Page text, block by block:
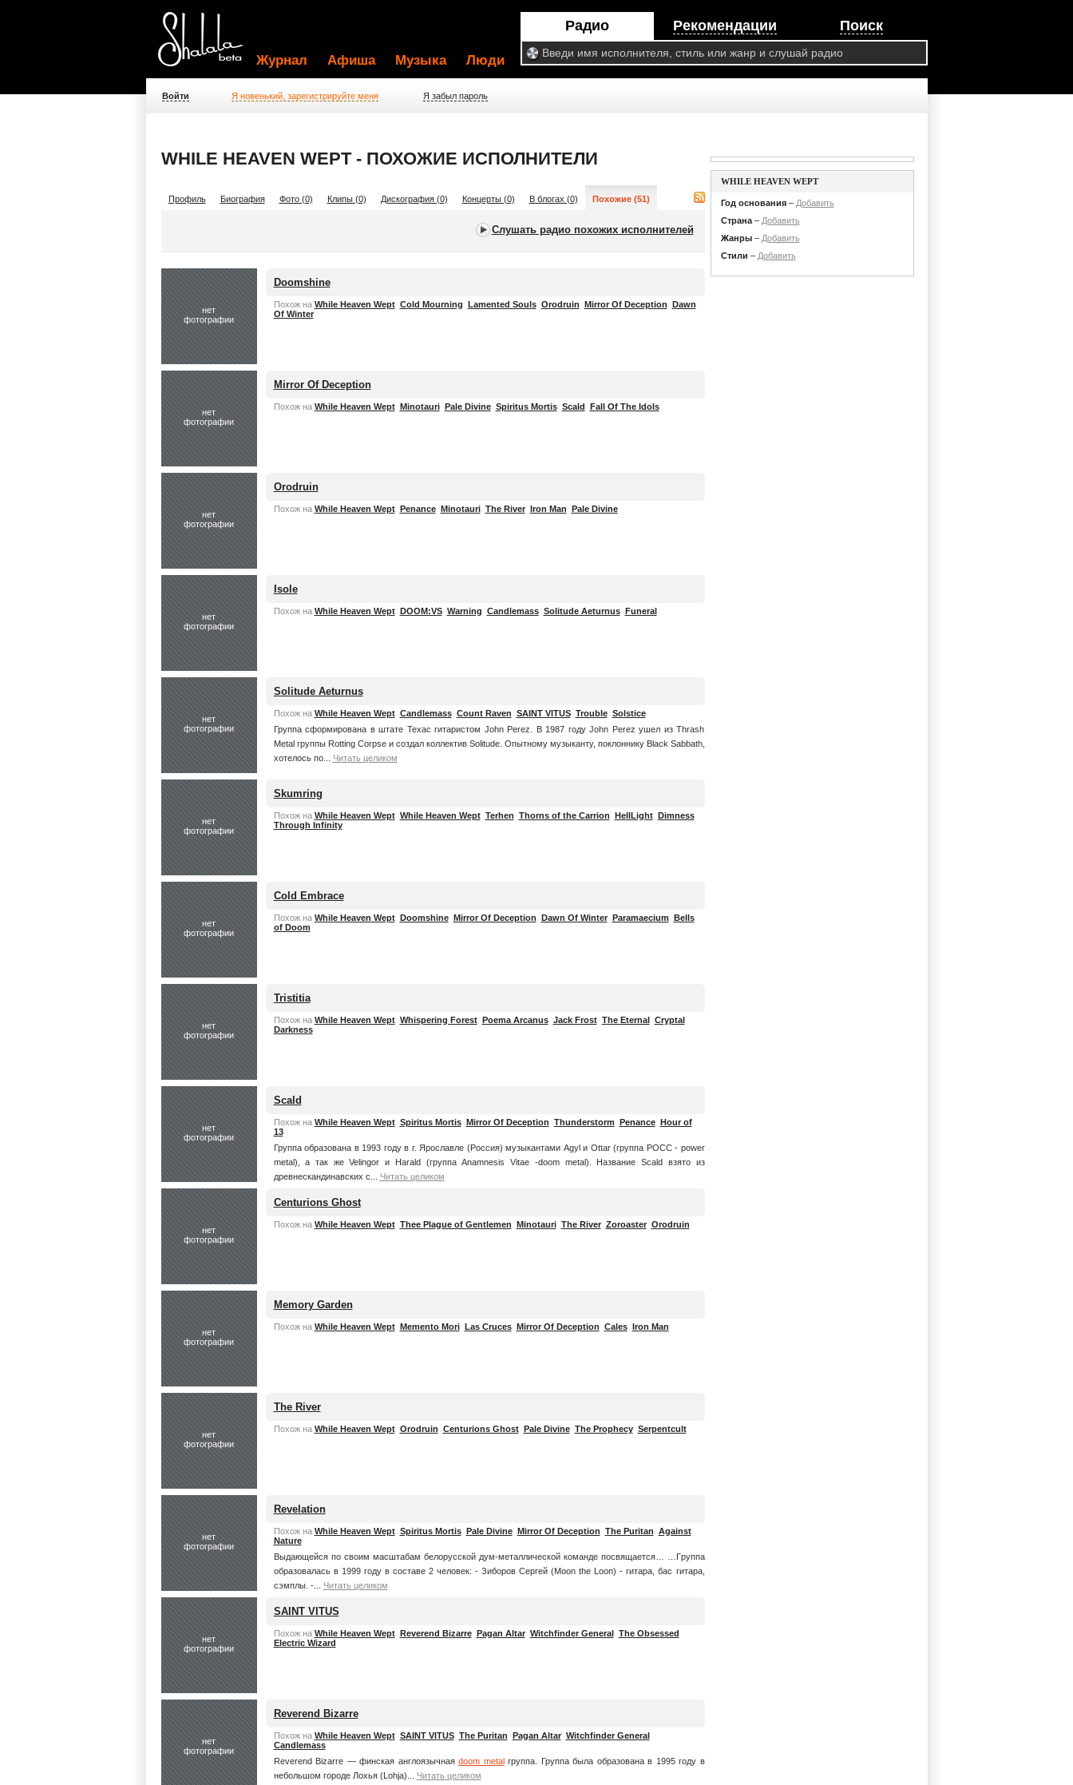
Радио Рекомендации Поиск
Журнал Афиша Музыка Люди
Войти Я новенький, зарегистрируйте меня Я забыл пароль
WHILE HEAVEN WEPT - ПОХОЖИЕ ИСПОЛНИТЕЛИ
Профиль Биография Фото (0) Клипы (0) Дискография (0) Концерты (0) В блогах (0) Похожие (51)
Слушать радио похожих исполнителей
нет
фотографии
Doomshine
Похож на While Heaven Wept Cold Mourning Lamented Souls Orodruin Mirror Of Deception Dawn
Of Winter
нет
фотографии
Mirror Of Deception
Похож на While Heaven Wept Minotauri Pale Divine Spiritus Mortis Scald Fall Of The Idols
нет
фотографии
Orodruin
Похож на While Heaven Wept Penance Minotauri The River Iron Man Pale Divine
нет
фотографии
Isole
Похож на While Heaven Wept DOOM:VS Warning Candlemass Solitude Aeturnus Funeral
нет
фотографии
Solitude Aeturnus
Похож на While Heaven Wept Candlemass Count Raven SAINT VITUS Trouble Solstice
Группа сформирована в штате Техас гитаристом John Perez. В 1987 году John Perez ушел из Thrash
Metal группы Rotting Corpse и создал коллектив Solitude. Опытному музыканту, поклоннику Black Sabbath,
хотелось по...
Читать целиком
нет
фотографии
Skumring
Похож на While Heaven Wept While Heaven Wept Terhen Thorns of the Carrion HellLight Dimness
Through Infinity
нет
фотографии
Cold Embrace
Похож на While Heaven Wept Doomshine Mirror Of Deception Dawn Of Winter Paramaecium Bells
of Doom
нет
фотографии
Tristitia
Похож на While Heaven Wept Whispering Forest Poema Arcanus Jack Frost The Eternal Cryptal
Darkness
нет
фотографии
Scald
Похож на While Heaven Wept Spiritus Mortis Mirror Of Deception Thunderstorm Penance Hour of
13
Группа образована в 1993 году в г. Ярославле (Россия) музыкантами Agyl и Ottar (группа РОСС - power
metal), а так же Velingor и Harald (группа Anamnesis Vitae -doom metal). Название Scald взято из
древнескандинавских с...
Читать целиком
нет
фотографии
Centurions Ghost
Похож на While Heaven Wept Thee Plague of Gentlemen Minotauri The River Zoroaster Orodruin
нет
фотографии
Memory Garden
Похож на While Heaven Wept Memento Mori Las Cruces Mirror Of Deception Cales Iron Man
нет
фотографии
The River
Похож на While Heaven Wept Orodruin Centurions Ghost Pale Divine The Prophecy Serpentcult
нет
фотографии
Revelation
Похож на While Heaven Wept Spiritus Mortis Pale Divine Mirror Of Deception The Puritan Against
Nature
Выдающейся по своим масштабам белорусской дум-металлической команде посвящается… …Гpуппа
обpазовалась в 1999 году в составе 2 человек: - Зибоpов Сеpгей (Moon the Loon) - гитаpа, бас гитаpа,
сэмплы. -...
Читать целиком
нет
фотографии
SAINT VITUS
Похож на While Heaven Wept Reverend Bizarre Pagan Altar Witchfinder General The Obsessed
Electric Wizard
нет
фотографии
Reverend Bizarre
Похож на While Heaven Wept SAINT VITUS The Puritan Pagan Altar Witchfinder General
Candlemass
Reverend Bizarre — финская англоязычная doom metalгруппа. Группа была образована в 1995 году в
небольшом городе Лохья (Lohja)...
Читать целиком
WHILE HEAVEN WEPT
Год основания– Добавить
Страна– Добавить
Жанры– Добавить
Стили – Добавить